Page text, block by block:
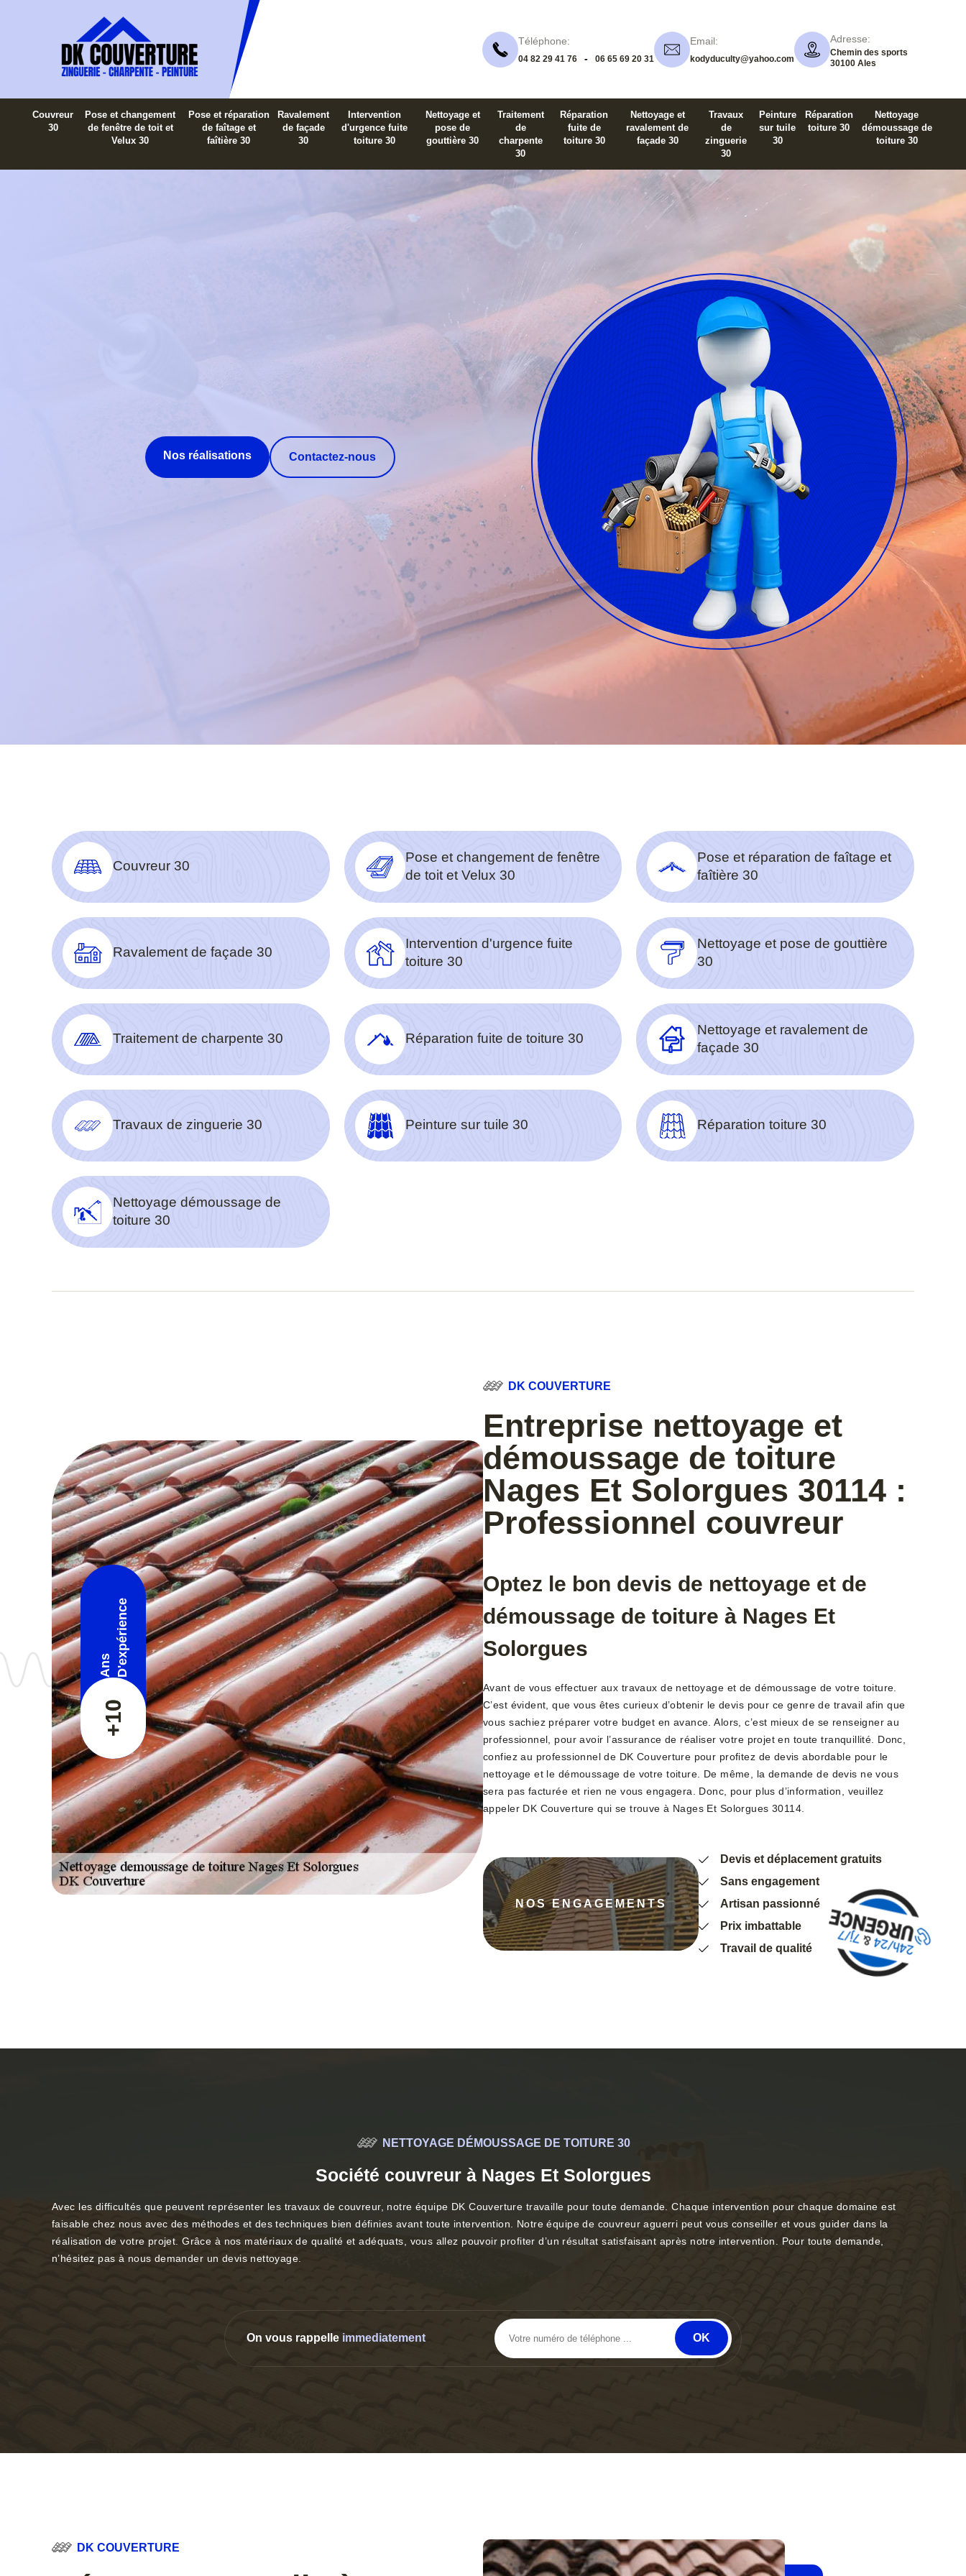
Téléphone:
04 82 29 41 76 - 06 65 69 20 31
Email:
kodyduculty@yahoo.com
Adresse:
Chemin des sports
30100 Ales
Couvreur
30
Pose et changement
de fenêtre de toit et
Velux 30
Pose et réparation
de faîtage et
faîtière 30
Ravalement
de façade
30
Intervention
d'urgence fuite
toiture 30
Nettoyage et
pose de
gouttière 30
Traitement
de
charpente
30
Réparation
fuite de
toiture 30
Nettoyage et
ravalement de
façade 30
Travaux
de
zinguerie
30
Peinture
sur tuile
30
Réparation
toiture 30
Nettoyage
démoussage de
toiture 30
Nos réalisations Contactez-nous
Couvreur 30
Pose et changement de fenêtre
de toit et Velux 30
Pose et réparation de faîtage et
faîtière 30
Ravalement de façade 30
Intervention d'urgence fuite
toiture 30
Nettoyage et pose de gouttière
30
Traitement de charpente 30 Réparation fuite de toiture 30
Nettoyage et ravalement de
façade 30
Travaux de zinguerie 30 Peinture sur tuile 30 Réparation toiture 30
Nettoyage démoussage de
toiture 30
+10
Ans D'expérience
DK COUVERTURE
Entreprise nettoyage et
démoussage de toiture
Nages Et Solorgues 30114 :
Professionnel couvreur
Optez le bon devis de nettoyage et de
démoussage de toiture à Nages Et
Solorgues
Avant de vous effectuer aux travaux de nettoyage et de démoussage de votre toiture.
C’est évident, que vous êtes curieux d’obtenir le devis pour ce genre de travail afin que
vous sachiez préparer votre budget en avance. Alors, c’est mieux de se renseigner au
professionnel, pour avoir l’assurance de réaliser votre projet en toute tranquillité. Donc,
confiez au professionnel de DK Couverture pour profitez de devis abordable pour le
nettoyage et le démoussage de votre toiture. De même, la demande de devis ne vous
sera pas facturée et rien ne vous engagera. Donc, pour plus d’information, veuillez
appeler DK Couverture qui se trouve à Nages Et Solorgues 30114.
NOS ENGAGEMENTS
Devis et déplacement gratuits
Sans engagement
Artisan passionné
Prix imbattable
Travail de qualité
NETTOYAGE DÉMOUSSAGE DE TOITURE 30
Société couvreur à Nages Et Solorgues
Avec les difficultés que peuvent représenter les travaux de couvreur, notre équipe DK Couverture travaille pour toute demande. Chaque intervention pour chaque domaine est
faisable chez nous avec des méthodes et des techniques bien définies avant toute intervention. Notre équipe de couvreur aguerri peut vous conseiller et vous guider dans la
réalisation de votre projet. Grâce à nos matériaux de qualité et adéquats, vous allez pouvoir profiter d’un résultat satisfaisant après notre intervention. Pour toute demande,
n’hésitez pas à nous demander un devis nettoyage.
On vous rappelle immediatement
DK COUVERTURE